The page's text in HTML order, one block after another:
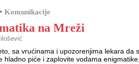
Komunikacije
na Mreži
sa vrućinama i upozorenjima lekara da
hladno piće i zaplovite vodama